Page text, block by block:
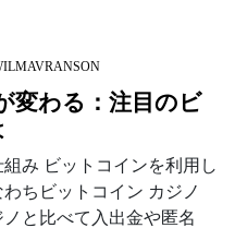
変わる：注目のビ
み ビットコインを利用し
ちビットコイン カジノ
と比べて入出金や匿名